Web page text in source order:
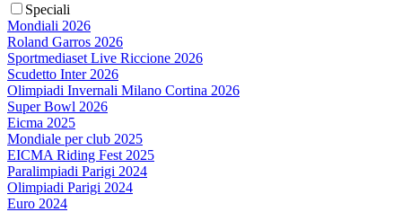
Speciali
Mondiali 2026
Roland Garros 2026
Sportmediaset Live Riccione 2026
Scudetto Inter 2026
Olimpiadi Invernali Milano Cortina 2026
Super Bowl 2026
Eicma 2025
Mondiale per club 2025
EICMA Riding Fest 2025
Paralimpiadi Parigi 2024
Olimpiadi Parigi 2024
Euro 2024